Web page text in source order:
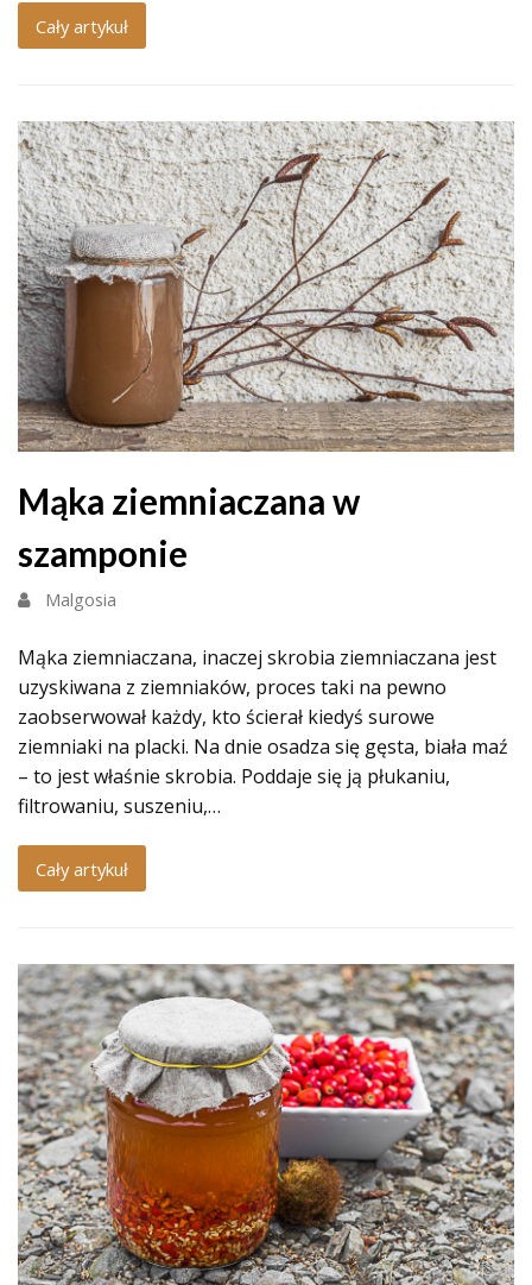
Cały artykuł
Mąka ziemniaczana w
szamponie
Malgosia
Mąka ziemniaczana, inaczej skrobia ziemniaczana jest
uzyskiwana z ziemniaków, proces taki na pewno
zaobserwował każdy, kto ścierał kiedyś surowe
ziemniaki na placki. Na dnie osadza się gęsta, biała maź
– to jest właśnie skrobia. Poddaje się ją płukaniu,
filtrowaniu, suszeniu,…
Cały artykuł